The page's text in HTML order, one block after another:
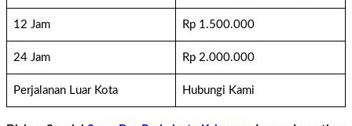
12 Jam Rp 1.500.000
24 Jam Rp 2.000.000
Perjalanan Luar Kota Hubungi Kami